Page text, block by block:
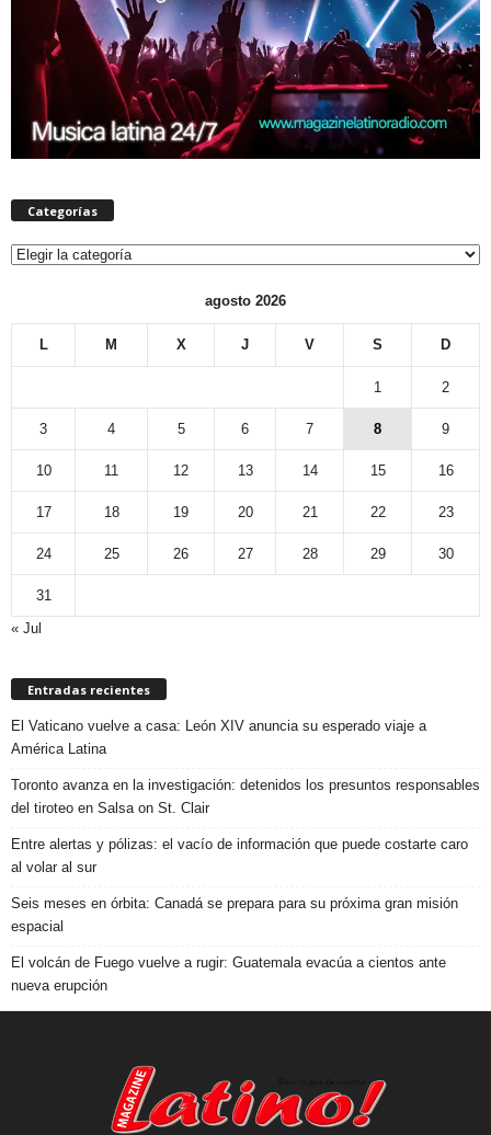
Categorías
Categorías
agosto 2026
L M X J V S D
1 2
3 4 5 6 7 8 9
10 11 12 13 14 15 16
17 18 19 20 21 22 23
24 25 26 27 28 29 30
31
« Jul
Entradas recientes
El Vaticano vuelve a casa: León XIV anuncia su esperado viaje a
América Latina
Toronto avanza en la investigación: detenidos los presuntos responsables
del tiroteo en Salsa on St. Clair
Entre alertas y pólizas: el vacío de información que puede costarte caro
al volar al sur
Seis meses en órbita: Canadá se prepara para su próxima gran misión
espacial
El volcán de Fuego vuelve a rugir: Guatemala evacúa a cientos ante
nueva erupción